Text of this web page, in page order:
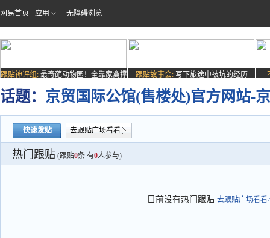
网易首页 应用 无障碍浏览
跟贴神评组: 最奇葩动物园！全靠家禽撑
场子
跟贴故事会: 写下旅途中被坑的经历
话题： 京贸国际公馆(售楼处)官方网站-
快速发贴 去跟贴广场看看
热门跟贴 (跟贴0条 有0人参与)
目前没有热门跟贴 去跟贴广场看看